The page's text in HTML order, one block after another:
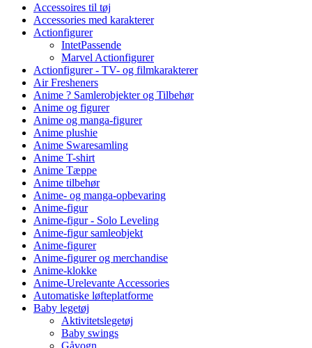
Accessoires til tøj
Accessories med karakterer
Actionfigurer
IntetPassende
Marvel Actionfigurer
Actionfigurer - TV- og filmkarakterer
Air Fresheners
Anime ? Samlerobjekter og Tilbehør
Anime og figurer
Anime og manga-figurer
Anime plushie
Anime Swaresamling
Anime T-shirt
Anime Tæppe
Anime tilbehør
Anime- og manga-opbevaring
Anime-figur
Anime-figur - Solo Leveling
Anime-figur samleobjekt
Anime-figurer
Anime-figurer og merchandise
Anime-klokke
Anime-Urelevante Accessories
Automatiske løfteplatforme
Baby legetøj
Aktivitetslegetøj
Baby swings
Gåvogn